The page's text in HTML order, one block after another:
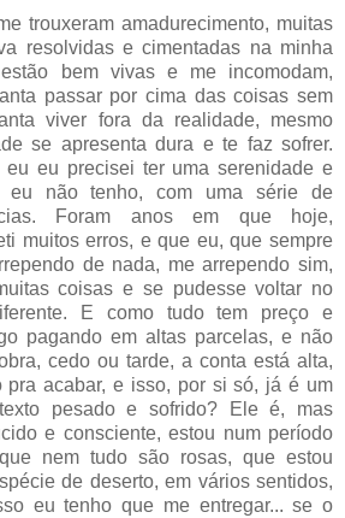
trouxeram amadurecimento, muitas
resolvidas e cimentadas na minha
bem vivas e me incomodam,
passar por cima das coisas sem
viver fora da realidade, mesmo
se apresenta dura e te faz sofrer.
eu eu precisei ter uma serenidade e
eu não tenho, com uma série de
Foram anos em que hoje,
muitos erros, e que eu, que sempre
de nada, me arrependo sim,
coisas e se pudesse voltar no
E como tudo tem preço e
pagando em altas parcelas, e não
cedo ou tarde, a conta está alta,
pra acabar, e isso, por si só, já é um
pesado e sofrido? Ele é, mas
e consciente, estou num período
nem tudo são rosas, que estou
de deserto, em vários sentidos,
eu tenho que me entregar... se o